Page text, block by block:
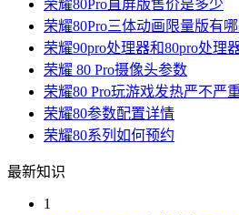
荣耀80Pro直屏版售价是多少
荣耀80Pro三体动画限量版有
荣耀90pro处理器和80pro处理
荣耀 80 Pro摄像头参数
荣耀80 Pro玩游戏发热严不严
荣耀80参数配置详情
荣耀80系列如何预约
最新知识
1